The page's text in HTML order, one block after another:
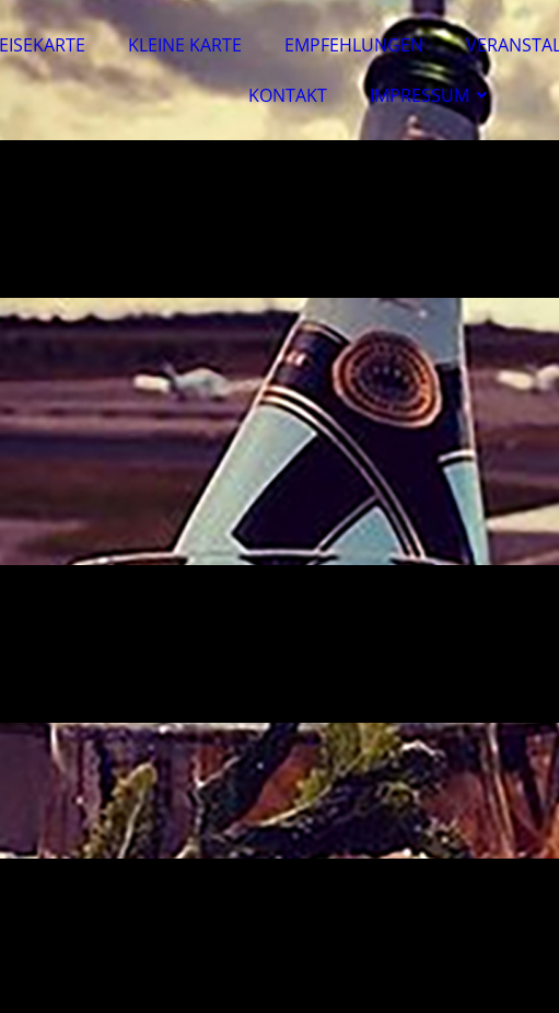
KLEINE KARTE EMPFEHLUNGEN
KONTAKT IMPRESSUM